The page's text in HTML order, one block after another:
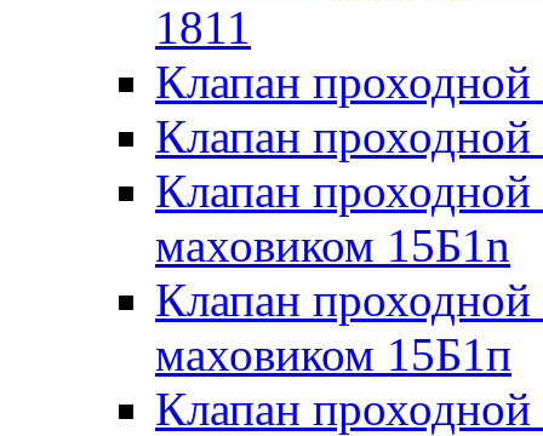
1811
Клапан
Клапан
Клапан
маховиком 15Б1n
Клапан
маховиком 15Б1п
Клапан